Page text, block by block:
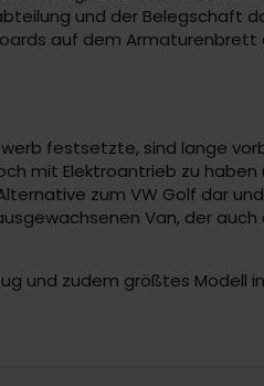
und der Belegschaft
auf dem Armaturenbrett
festsetzte, sind lange
mit Elektroantrieb zu
zum VW Golf dar
Van, der
und zudem größtes Modell